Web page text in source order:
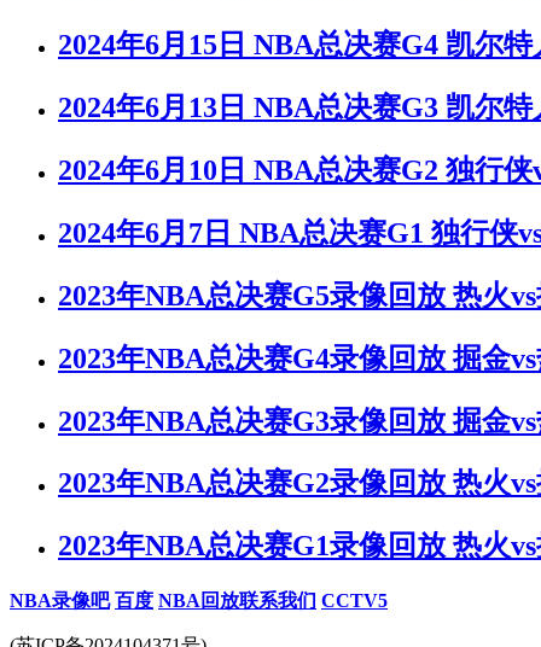
2024年6月15日 NBA总决赛G4 凯尔
2024年6月13日 NBA总决赛G3 凯尔
2024年6月10日 NBA总决赛G2 独行
2024年6月7日 NBA总决赛G1 独行侠
2023年NBA总决赛G5录像回放 热火
2023年NBA总决赛G4录像回放 掘金
2023年NBA总决赛G3录像回放 掘金
2023年NBA总决赛G2录像回放 热火
2023年NBA总决赛G1录像回放 热火
NBA录像吧 百度 NBA回放联系我们 CCTV5